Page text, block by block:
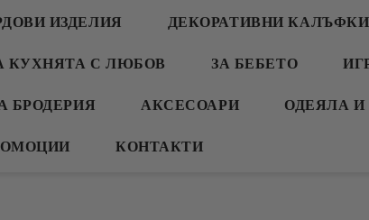
ИЗДЕЛИЯ ДЕКОРАТИВНИ
КУХНЯТА С ЛЮБОВ ЗА БЕБЕТО
БРОДЕРИЯ АКСЕСОАРИ ОДЕЯЛА И
КОНТАКТИ